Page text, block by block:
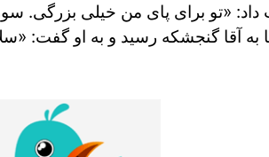
«تو برای پای من خیلی بزرگی.
آقا گنجشکه رسید و به او گفت: